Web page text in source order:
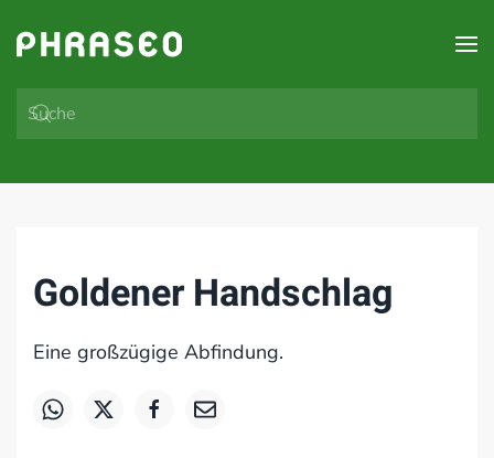
Zum Hauptinhalt springen
Goldener Handschlag
Eine großzügige Abfindung.